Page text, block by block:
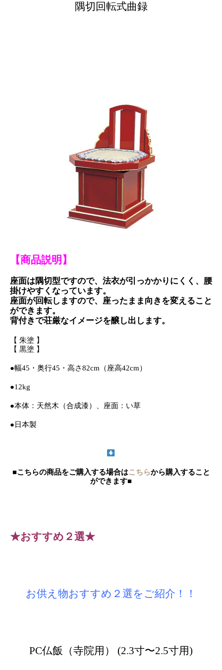
隅切回転式曲録
【商品説明】
座面は隅切型ですので、法衣が引っかかりにくく、腰
掛けやすくなっています。
座面が回転しますので、座ったまま向きを変えること
ができます。
背付きで荘厳なイメージを醸し出します。
【 朱塗 】
【 黒塗 】
●幅45・奥行45・高さ82cm（座高42cm）
●12kg
●本体：天然木（合成漆）、座面：い草
●日本製
■こちらの商品をご購入する場合はこちらから購入すること
ができます■
★おすすめ２選★
お供え物おすすめ２選をご紹介！！
PC仏飯（寺院用） (2.3寸〜2.5寸用)